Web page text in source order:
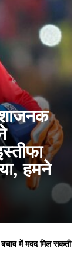
हमने
में मदद मिल सकती